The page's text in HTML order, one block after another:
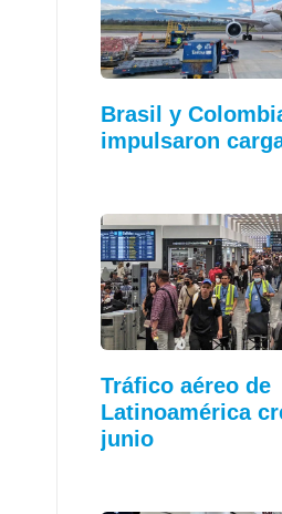
Brasil y
impulsaron
Tráfico aéreo de
Latinoamérica
junio